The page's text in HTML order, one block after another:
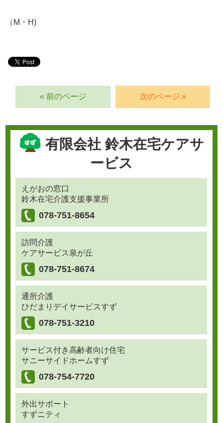
（M・H)
« 前のページ 次のページ »
有限会社 鈴木在宅ケアサ
ービス
えがおの窓口
鈴木在宅介護支援事業所
078-751-8654
訪問介護
ケアサービス泉が丘
078-751-8674
通所介護
ひだまりデイサービスすず
078-751-3210
サービス付き高齢者向け住宅
サニーサイドホームすず
078-754-7720
外出サポート
すずニティ